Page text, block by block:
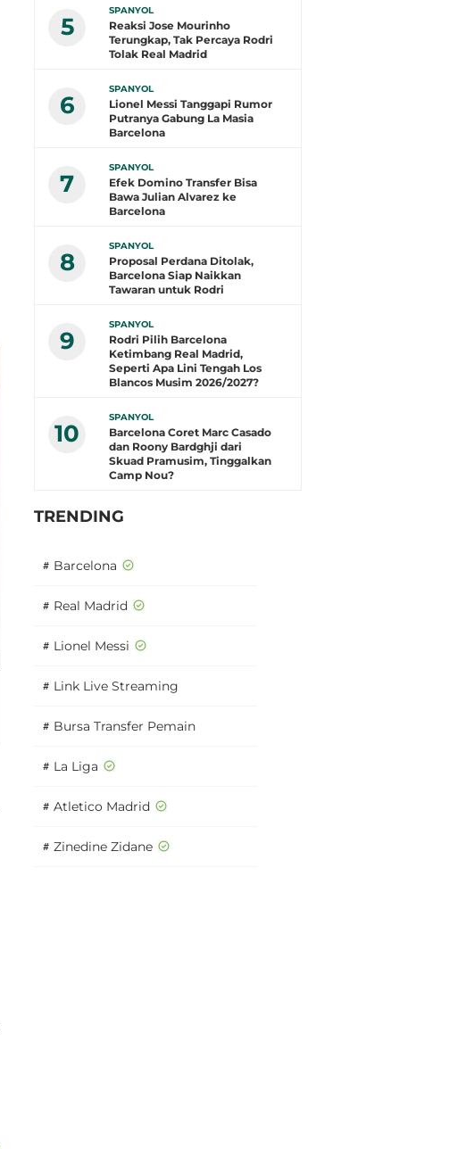
5
SPANYOL
Reaksi Jose Mourinho
Terungkap, Tak Percaya Rodri
Tolak Real Madrid
6
SPANYOL
Lionel Messi Tanggapi Rumor
Putranya Gabung La Masia
Barcelona
7
SPANYOL
Efek Domino Transfer Bisa
Bawa Julian Alvarez ke
Barcelona
8
SPANYOL
Proposal Perdana Ditolak,
Barcelona Siap Naikkan
Tawaran untuk Rodri
9
SPANYOL
Rodri Pilih Barcelona
Ketimbang Real Madrid,
Seperti Apa Lini Tengah Los
Blancos Musim 2026/2027?
10
SPANYOL
Barcelona Coret Marc Casado
dan Roony Bardghji dari
Skuad Pramusim, Tinggalkan
Camp Nou?
TRENDING
# Barcelona
# Real Madrid
# Lionel Messi
# Link Live Streaming
# Bursa Transfer Pemain
# La Liga
# Atletico Madrid
# Zinedine Zidane